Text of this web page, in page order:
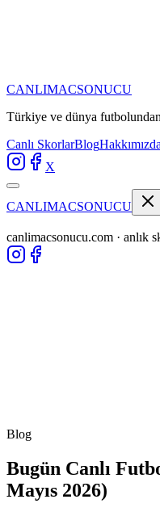
CANLIMACSONUCU
Türkiye ve dünya futbolundan
Canlı SkorlarBlogHakkımızda
X
CANLIMACSONUCU
canlimacsonucu.com · anlık
Blog
Bugün Canlı
Mayıs 2026)